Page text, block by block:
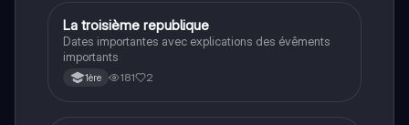
efficacement.
Histoire
La troisième republique
Dates importantes avec explications des évêments
importants
1ère 181 2